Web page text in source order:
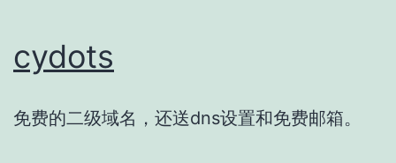
cydots
免费的二级域名，还送dns设置和免费邮箱。